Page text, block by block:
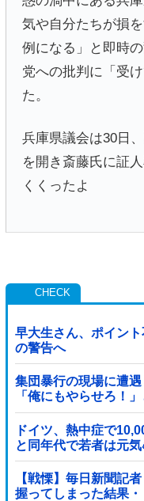
気や自分たちが損
例になる」と即時
党への批判に「受
た。
兵庫県議会は30日
を開き斎藤氏に証
くくったよ
早大生さん、ポイン
の警告へ
集団暴行の現場に遭
「俺にもやらせろ！
連行され〇〇扱いさ
裏目に出すぎて惨事
ドイツ、熱中症で
と同年代で若者は元気
【戦慄】毎日新聞記
握ってしまった結果・